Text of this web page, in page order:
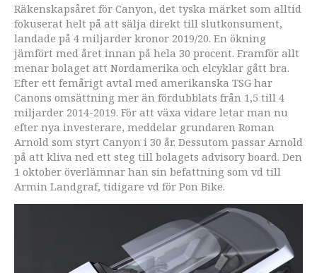
Räkenskapsåret för Canyon, det tyska märket som alltid
fokuserat helt på att sälja direkt till slutkonsument,
landade på 4 miljarder kronor 2019/20. En ökning
jämfört med året innan på hela 30 procent. Framför allt
menar bolaget att Nordamerika och elcyklar gått bra.
Efter ett femårigt avtal med amerikanska TSG har
Canons omsättning mer än fördubblats från 1,5 till 4
miljarder 2014-2019. För att växa vidare letar man nu
efter nya investerare, meddelar grundaren Roman
Arnold som styrt Canyon i 30 år. Dessutom passar Arnold
på att kliva ned ett steg till bolagets advisory board. Den
1 oktober överlämnar han sin befattning som vd till
Armin Landgraf, tidigare vd för Pon Bike.